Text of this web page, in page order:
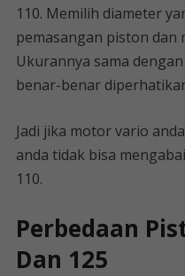
110. Memilih diameter
pemasangan piston dan
Ukurannya sama
benar-benar
Jadi jika motor vario
anda tidak bisa
110.
Perbedaan
Dan 125